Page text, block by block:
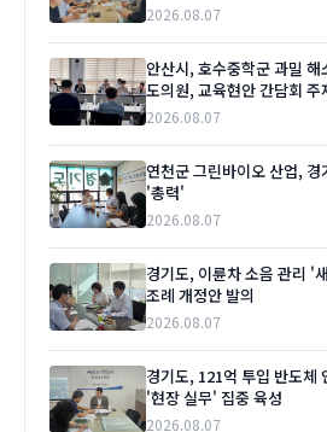
2026.08.07
안산시, 호수중학군 과밀
도의원, 교육현안 간담회 주
2026.08.07
연천군 그린바이오 산업,
'총력'
2026.08.07
경기도, 이륜차 소음 관리 '
조례 개정안 발의
2026.08.07
경기도, 121억 투입 반도
'현장 실무' 집중 육성
2026.08.07